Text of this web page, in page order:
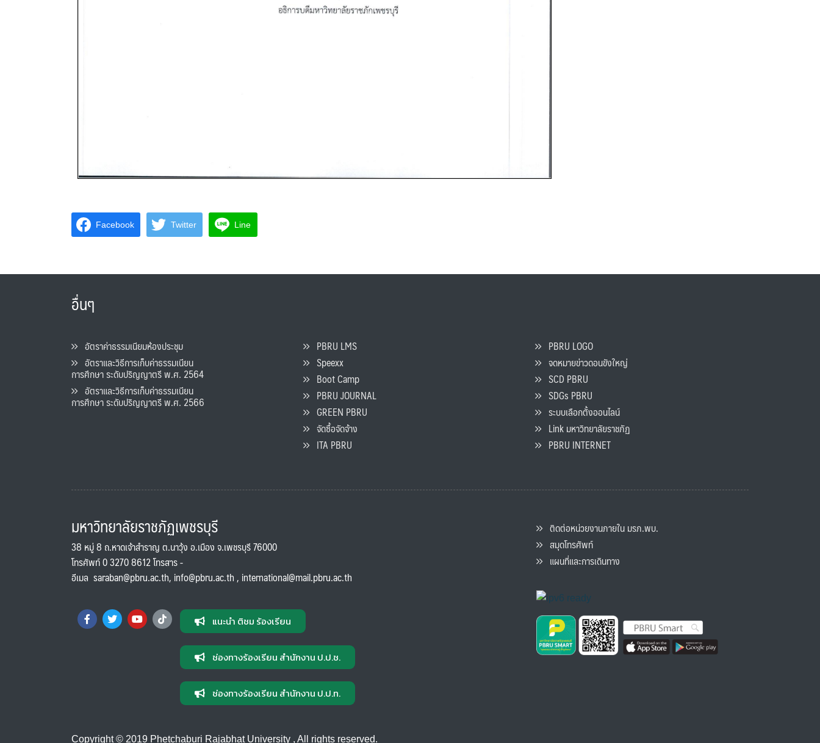
Facebook Twitter Line
อื่นๆ
อัตราค่าธรรมเนียมห้องประชุม
อัตราและวิธีการเก็บค่าธรรมเนียน
การศึกษา ระดับปริญญาตรี พ.ศ. 2564
อัตราและวิธีการเก็บค่าธรรมเนียน
การศึกษา ระดับปริญญาตรี พ.ศ. 2566
PBRU LMS
Speexx
Boot Camp
PBRU JOURNAL
GREEN PBRU
จัดซื้อจัดจ้าง
ITA PBRU
PBRU LOGO
จดหมายข่าวดอนขังใหญ่
SCD PBRU
SDGs PBRU
ระบบเลือกตั้งออนไลน์
Link มหาวิทยาลัยราชภัฏ
PBRU INTERNET
มหาวิทยาลัยราชภัฏเพชรบุรี
38 หมู่ 8 ถ.หาดเจ้าสำราญ ต.นาวุ้ง อ.เมือง จ.เพชรบุรี 76000
โทรศัพท์ 0 3270 8612 โทรสาร -
อีเมล saraban@pbru.ac.th, info@pbru.ac.th, international@mail.pbru.ac.th
แนะนำ ติชม ร้องเรียน
ช่องทางร้องเรียน สำนักงาน ป.ป.ช.
ช่องทางร้องเรียน สำนักงาน ป.ป.ท.
Copyright © 2019 Phetchaburi Rajabhat University , All rights reserved.
ติดต่อหน่วยงานภายใน มรภ.พบ.
สมุดโทรศัพท์
แผนที่และการเดินทาง